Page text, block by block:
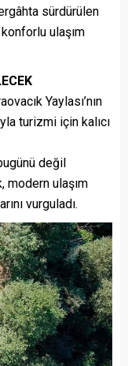
sürdürülen
ulaşım
Yaylası’nın
turizmi için kalıcı
değil
ulaşım
vurguladı.